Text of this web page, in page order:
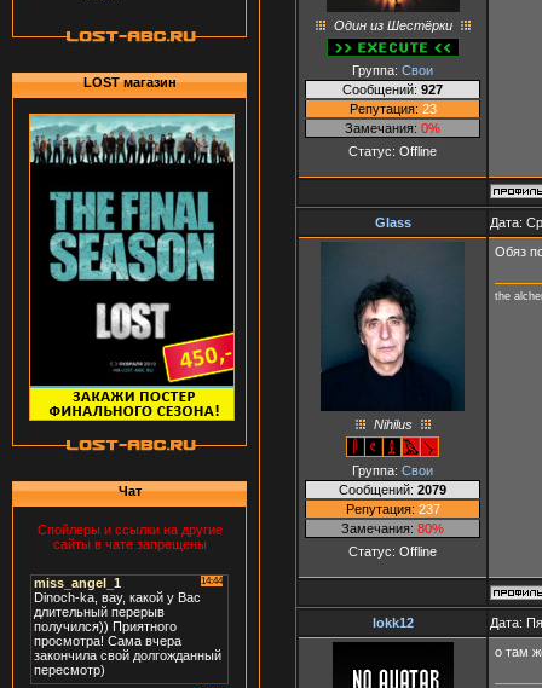
LOST магазин
Чат
Спойлеры и ссылки на другие
сайты в чате запрещены
Один из Шестёрки
Группа: Свои
Сообщений: 927
Репутация: 23
Замечания: 0%
Статус: Offline
Glass Дата:
Nihilus
Группа: Свои
Сообщений: 2079
Репутация: 237
Замечания: 80%
Статус: Offline
Обяз
the
lokk12 Дата:
о там